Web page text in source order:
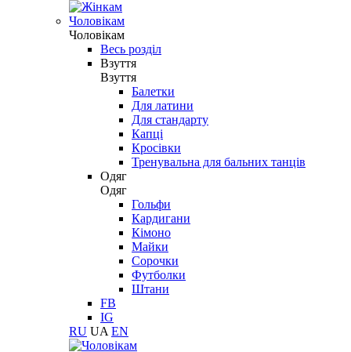
Чоловікам
Чоловікам
Весь розділ
Взуття
Взуття
Балетки
Для латини
Для стандарту
Капці
Кросівки
Тренувальна для бальних танців
Одяг
Одяг
Гольфи
Кардигани
Кімоно
Майки
Сорочки
Футболки
Штани
FB
IG
RU UA EN